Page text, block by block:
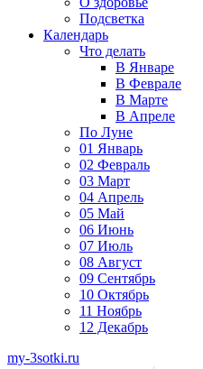
Подсветка
Календарь
Что делать
В Январе
В Феврале
В Марте
В Апреле
По Луне
01 Январь
02 Февраль
03 Март
04 Апрель
05 Май
06 Июнь
07 Июль
08 Август
09 Сентябрь
10 Октябрь
11 Ноябрь
12 Декабрь
my-3sotki.ru